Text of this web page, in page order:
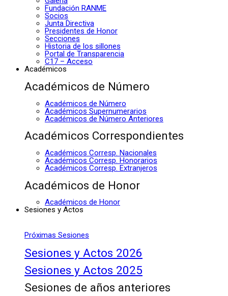
Fundación RANME
Socios
Junta Directiva
Presidentes de Honor
Secciones
Historia de los sillones
Portal de Transparencia
C17 – Acceso
Académicos
Académicos de Número
Académicos de Número
Académicos Supernumerarios
Académicos de Número Anteriores
Académicos Correspondientes
Académicos Corresp. Nacionales
Académicos Corresp. Honorarios
Académicos Corresp. Extranjeros
Académicos de Honor
Académicos de Honor
Sesiones y Actos
Próximas Sesiones
Sesiones y Actos 2026
Sesiones y Actos 2025
Sesiones de años anteriores